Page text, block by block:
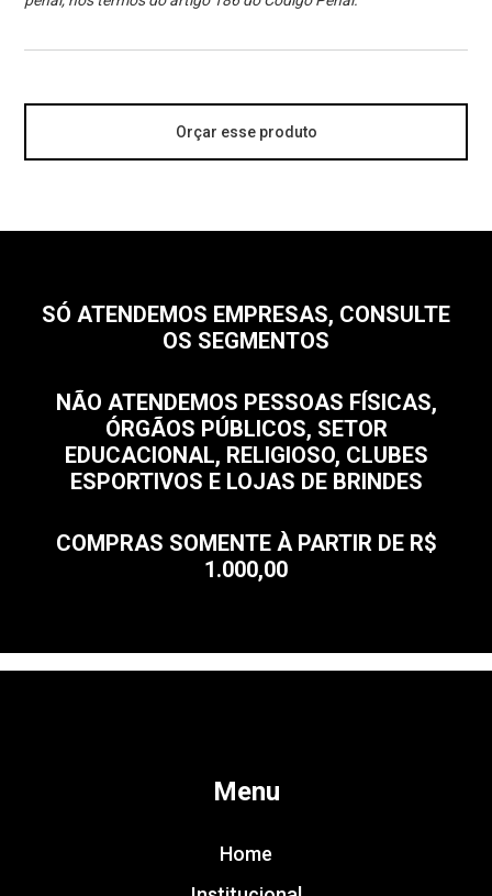
Orçar esse produto
SÓ ATENDEMOS EMPRESAS, CONSULTE
OS SEGMENTOS
NÃO ATENDEMOS PESSOAS FÍSICAS,
ÓRGÃOS PÚBLICOS, SETOR
EDUCACIONAL, RELIGIOSO, CLUBES
ESPORTIVOS E LOJAS DE BRINDES
COMPRAS SOMENTE À PARTIR DE R$
1.000,00
Menu
Home